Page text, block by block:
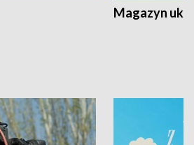
Magazyn